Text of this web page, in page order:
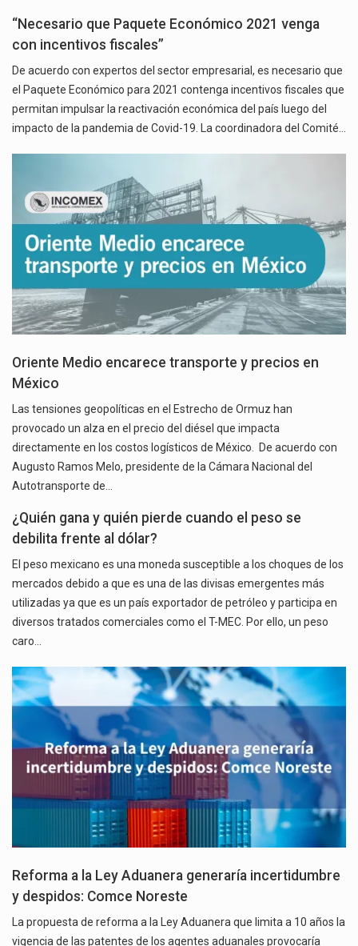
“Necesario que Paquete Económico 2021 venga
con incentivos fiscales”
De acuerdo con expertos del sector empresarial, es necesario que
el Paquete Económico para 2021 contenga incentivos fiscales que
permitan impulsar la reactivación económica del país luego del
impacto de la pandemia de Covid-19. La coordinadora del Comité…
Oriente Medio encarece transporte y precios en
México
Las tensiones geopolíticas en el Estrecho de Ormuz han
provocado un alza en el precio del diésel que impacta
directamente en los costos logísticos de México. De acuerdo con
Augusto Ramos Melo, presidente de la Cámara Nacional del
Autotransporte de…
¿Quién gana y quién pierde cuando el peso se
debilita frente al dólar?
El peso mexicano es una moneda susceptible a los choques de los
mercados debido a que es una de las divisas emergentes más
utilizadas ya que es un país exportador de petróleo y participa en
diversos tratados comerciales como el T-MEC. Por ello, un peso
caro…
Reforma a la Ley Aduanera generaría incertidumbre
y despidos: Comce Noreste
La propuesta de reforma a la Ley Aduanera que limita a 10 años la
vigencia de las patentes de los agentes aduanales provocaría